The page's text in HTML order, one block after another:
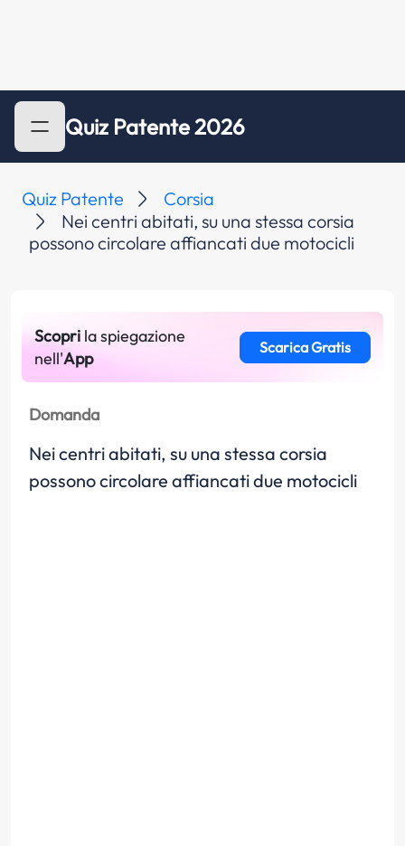
Quiz Patente 2026
Quiz Patente
Corsia
Nei centri abitati, su una stessa corsia
possono circolare affiancati due motocicli
Scopri la spiegazione
nell'App
Scarica Gratis
Domanda
Nei centri abitati, su una stessa corsia
possono circolare affiancati due motocicli